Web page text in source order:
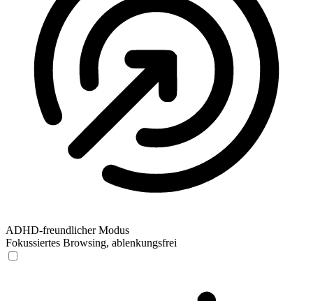
ADHD-freundlicher Modus
Fokussiertes Browsing, ablenkungsfrei